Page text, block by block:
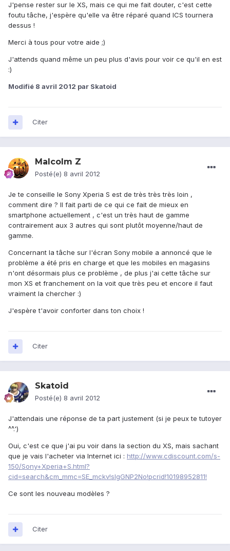
J'pense rester sur le XS, mais ce qui me fait douter, c'est cette
foutu tâche, j'espère qu'elle va être réparé quand ICS tournera
dessus !
Merci à tous pour votre aide ;)
J'attends quand même un peu plus d'avis pour voir ce qu'il en est
:)
Modifié 8 avril 2012 par Skatoid
Citer
Malcolm Z
Posté(e) 8 avril 2012
Je te conseille le Sony Xperia S est de très très très loin ,
comment dire ? Il fait parti de ce qui ce fait de mieux en
smartphone actuellement , c'est un très haut de gamme
contrairement aux 3 autres qui sont plutôt moyenne/haut de
gamme.
Concernant la tâche sur l'écran Sony mobile a annoncé que le
problème a été pris en charge et que les mobiles en magasins
n'ont désormais plus ce problème , de plus j'ai cette tâche sur
mon XS et franchement on la voit que très peu et encore il faut
vraiment la chercher :)
J'espère t'avoir conforter dans ton choix !
Citer
Skatoid
Posté(e) 8 avril 2012
J'attendais une réponse de ta part justement (si je peux te tutoyer
^^.')
Oui, c'est ce que j'ai pu voir dans la section du XS, mais sachant
que je vais l'acheter via Internet ici : http://www.cdiscount.com/s-
150/Sony+Xperia+S.html?
cid=search&cm_mmc=SE_mckv!sIgGNP2No!pcrid!10198952811!
Ce sont les nouveau modèles ?
Citer